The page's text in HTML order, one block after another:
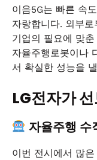
이음5G는 빠른 속
자랑합니다. 외부
기업의 필요에 맞
자율주행로봇이나
서 확실한 성능을
LG전자가
자율주행 수
이번 전시에서 많